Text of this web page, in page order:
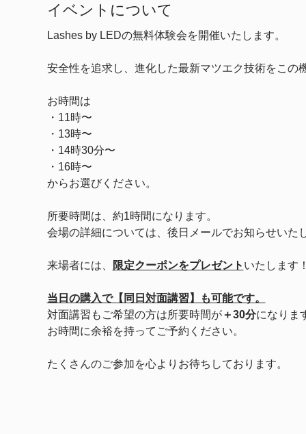
イベントについて
Lashes by LEDの無料体験会を開催いたします。
安全性を追求し、進化した最新マツエク技術をこの
お時間は
・11時〜
・13時〜
・14時30分〜
・16時〜
からお選びください。
所要時間は、約1時間になります。
会場の詳細については、後日メールでお知らせいた
来場者には、 限定クーポンをプレゼント いたします
当日の購入で【同日対面講習】も可能です。
対面講習もご希望の方は所要時間が＋30分になりま
お時間に余裕を持ってご予約ください。
たくさんのご参加を心よりお待ちしております。